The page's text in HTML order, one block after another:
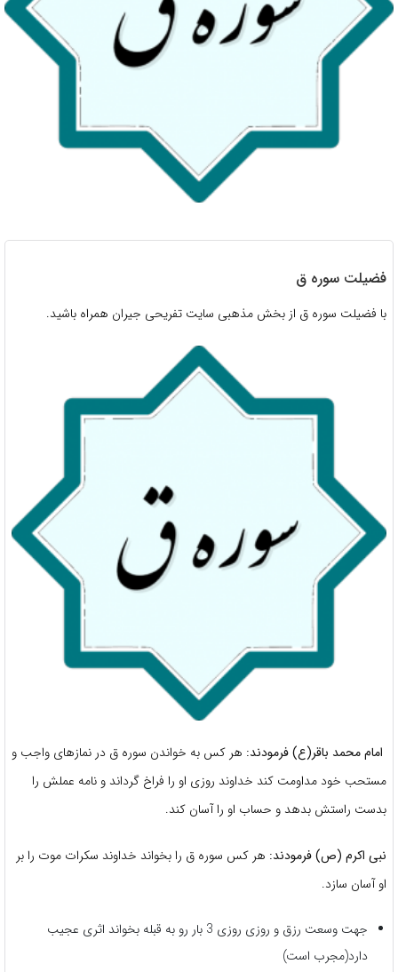
فضیلت سوره ق
با فضیلت سوره ق از بخش مذهبی سایت تفریحی جیران همراه باشید.
امام محمد باقر(ع) فرمودند: هر کس به خواندن سوره ق در نمازهای واجب و
مستحب خود مداومت کند خداوند روزی او را فراخ گرداند و نامه عملش را
بدست راستش بدهد و حساب او را آسان کند.
نبی اکرم (ص) فرمودند: هر کس سوره ق را بخواند خداوند سکرات موت را بر
او آسان سازد.
جهت وسعت رزق و روزی روزی 3 بار رو به قبله بخواند اثری عجیب
دارد(مجرب است)